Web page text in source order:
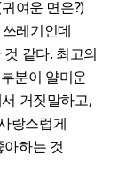
여운 면은?)
레기인데
같다. 최고의
분이 얄미운
거짓말하고,
랑스럽게
하는 것